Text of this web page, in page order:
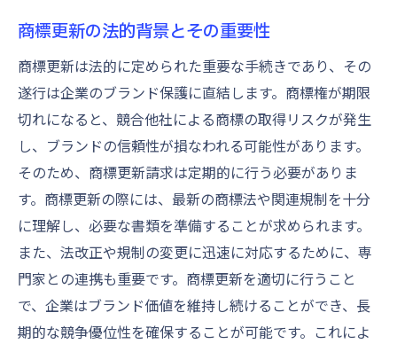
商標更新の法的背景とその重要性
商標更新は法的に定められた重要な手続きであり、その
遂行は企業のブランド保護に直結します。商標権が期限
切れになると、競合他社による商標の取得リスクが発生
し、ブランドの信頼性が損なわれる可能性があります。
そのため、商標更新請求は定期的に行う必要がありま
す。商標更新の際には、最新の商標法や関連規制を十分
に理解し、必要な書類を準備することが求められます。
また、法改正や規制の変更に迅速に対応するために、専
門家との連携も重要です。商標更新を適切に行うこと
で、企業はブランド価値を維持し続けることができ、長
期的な競争優位性を確保することが可能です。これによ